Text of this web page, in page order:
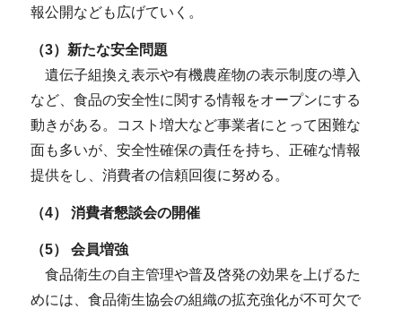
報公開なども広げていく。
（3）新たな安全問題
遺伝子組換え表示や有機農産物の表示制度の導入
など、食品の安全性に関する情報をオープンにする
動きがある。コスト増大など事業者にとって困難な
面も多いが、安全性確保の責任を持ち、正確な情報
提供をし、消費者の信頼回復に努める。
（4） 消費者懇談会の開催
（5） 会員増強
食品衛生の自主管理や普及啓発の効果を上げるた
めには、食品衛生協会の組織の拡充強化が不可欠で